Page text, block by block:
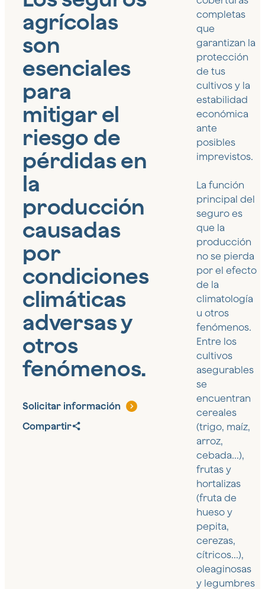
agrícolas
son
esenciales
para
mitigar el
riesgo de
pérdidas en
la
producción
causadas
por
condiciones
climáticas
adversas y
otros
fenómenos.
Solicitar información
Compartir
completas
que
garantizan la
protección
de tus
cultivos y la
estabilidad
económica
ante
posibles
imprevistos.
La función
principal del
seguro es
que la
producción
no se pierda
por el efecto
de la
climatología
u otros
fenómenos.
Entre los
cultivos
asegurables
se
encuentran
cereales
(trigo, maíz,
arroz,
cebada...),
frutas y
hortalizas
(fruta de
hueso y
pepita,
cerezas,
cítricos...),
oleaginosas
y legumbres